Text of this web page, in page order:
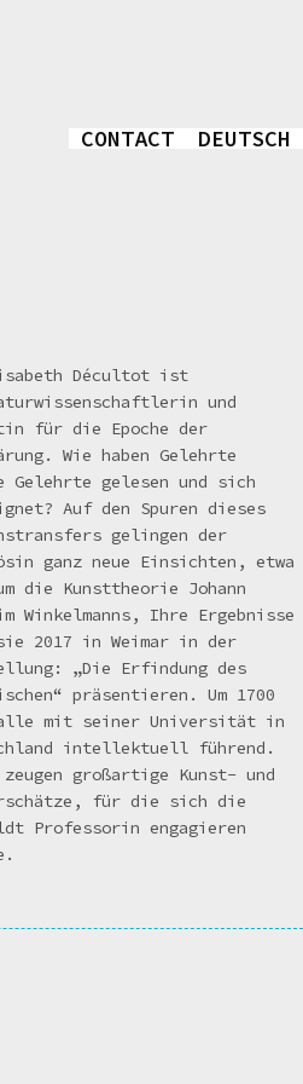
CONTACT DEUTSCH
Décultot ist
und
für die Epoche der
Wie haben Gelehrte
Gelehrte gelesen und sich
Auf den Spuren dieses
gelingen der
ganz neue Einsichten, etwa
die Kunsttheorie Johann
Winkelmanns, Ihre Ergebnisse
2017 in Weimar in der
„Die Erfindung des
präsentieren. Um 1700
mit seiner Universität in
intellektuell führend.
zeugen großartige Kunst- und
für die sich die
Professorin engagieren